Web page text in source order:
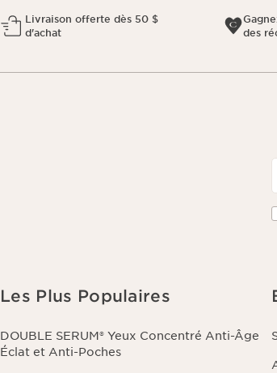
Livraison offerte dès 50 $
d'achat
des
Les Plus Populaires
DOUBLE SERUM® Yeux Concentré Anti-Âge
Éclat et Anti-Poches